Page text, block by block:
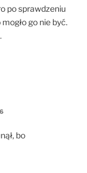
po sprawdzeniu
go nie być.
bo